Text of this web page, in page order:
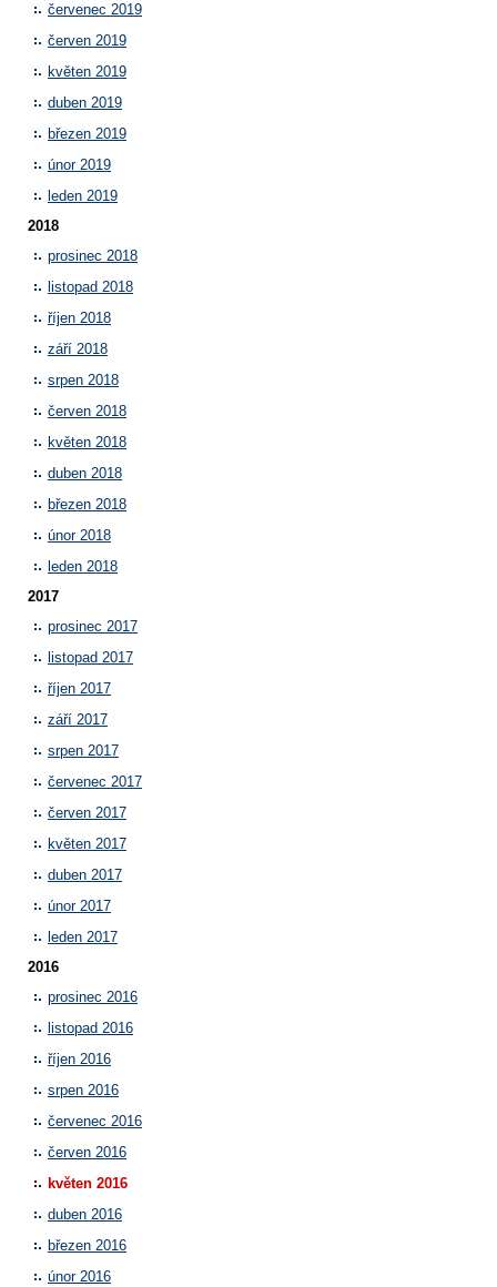
červenec 2019
červen 2019
květen 2019
duben 2019
březen 2019
únor 2019
leden 2019
2018
prosinec 2018
listopad 2018
říjen 2018
září 2018
srpen 2018
červen 2018
květen 2018
duben 2018
březen 2018
únor 2018
leden 2018
2017
prosinec 2017
listopad 2017
říjen 2017
září 2017
srpen 2017
červenec 2017
červen 2017
květen 2017
duben 2017
únor 2017
leden 2017
2016
prosinec 2016
listopad 2016
říjen 2016
srpen 2016
červenec 2016
červen 2016
květen 2016
duben 2016
březen 2016
únor 2016